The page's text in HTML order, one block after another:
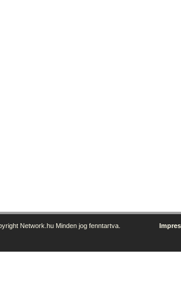
Network.hu Minden jog fenntartva.